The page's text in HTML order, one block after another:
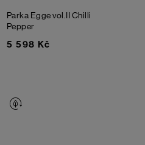
Parka Egge vol.IIChilli
Pepper
5 598 Kč